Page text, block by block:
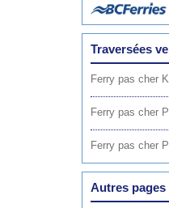
Traversées
Ferry pas cher
Ferry pas cher
Ferry pas cher
Autres pages